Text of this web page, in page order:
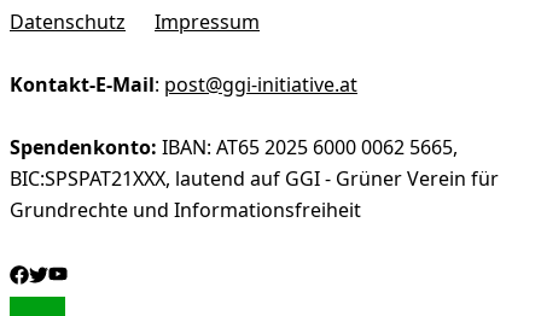
Datenschutz Impressum
Kontakt-E-Mail: post@ggi-initiative.at
Spendenkonto: IBAN: AT65 2025 6000 0062 5665,
BIC:SPSPAT21XXX, lautend auf GGI - Grüner Verein für
Grundrechte und Informationsfreiheit